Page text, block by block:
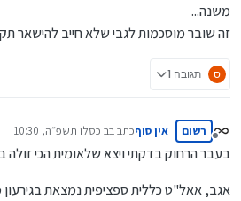
משנה...
זה שובר מוסכמות לגבי שלא חייב להישאר
ס תגובה 1
מנותק
רשום אין סוףכתב בב כסלו תשפ״ה, 10:30
נערך לאחרונה על ידי
בעבר הרחוק בדקתי ויצא שלאומית הכי זולה
אגב, אאל"ט כללית ספציפית נמצאת